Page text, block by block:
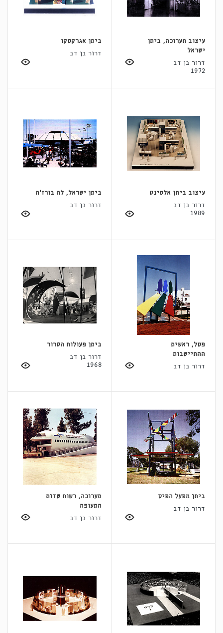
עיצוב תערוכה, ביתן
ישראל
דרור בן דב
1972
ביתן אגרקסקו
דרור בן דב
עיצוב ביתן אלסינט
דרור בן דב
1989
ביתן ישראל, לה בורז'ה
דרור בן דב
פסל, ראשית
ההתיישבות
דרור בן דב
ביתן פעולות הטרור
דרור בן דב
1968
ביתן מפעל הפיס
דרור בן דב
תערוכה, רשות שדות
התעופה
דרור בן דב